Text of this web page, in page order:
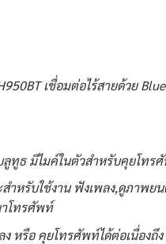
เชื่อมต่อไร้สายด้วย
ทูธ มีไมค์ในตัวสำหรับคุยโทร
สำหรับใช้งาน ฟังเพลง,ดูภาพย
โทรศัพท์
ง หรือ คุยโทรศัพท์ได้ต่อเนื่องถึง